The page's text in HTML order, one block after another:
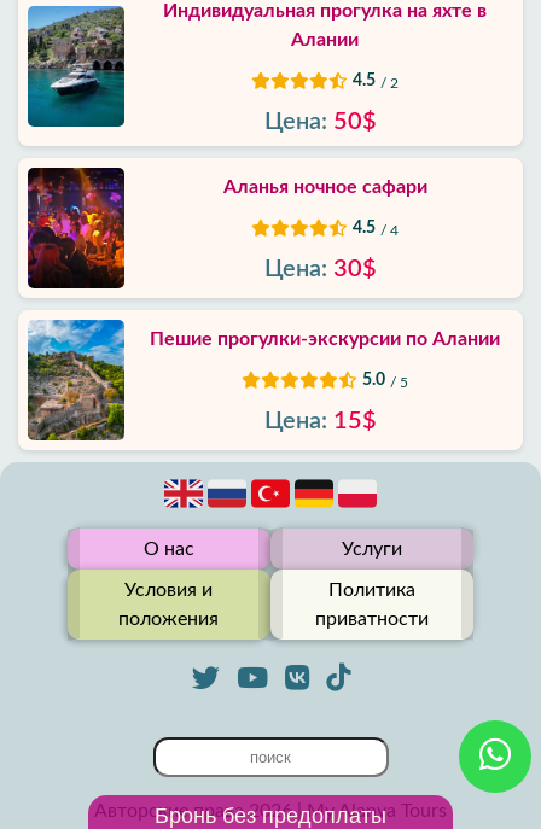
Индивидуальная прогулка на яхте в
Алании
4.5 / 2
Цена: 50$
Аланья ночное сафари
4.5 / 4
Цена: 30$
Пешие прогулки-экскурсии по Алании
5.0 / 5
Цена: 15$
Бронь без предоплаты
О нас Услуги
Условия и
положения
Политика
приватности
Авторские права 2026 | My Alanya Tours